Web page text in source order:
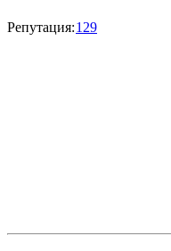
Репутация:129